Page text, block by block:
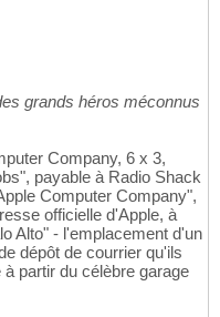
grands héros méconnus
Company, 6 x 3,
payable à Radio Shack
Computer Company",
officielle d'Apple, à
Alto" - l'emplacement d'un
dépôt de courrier qu'ils
partir du célèbre garage